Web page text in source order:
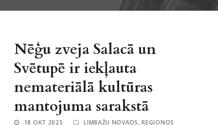
Nēģu zveja Salacā un
Svētupē ir iekļauta
nemateriālā kultūras
mantojuma sarakstā
18 OKT 2025 LIMBAŽU NOVADS, REĢIONOS